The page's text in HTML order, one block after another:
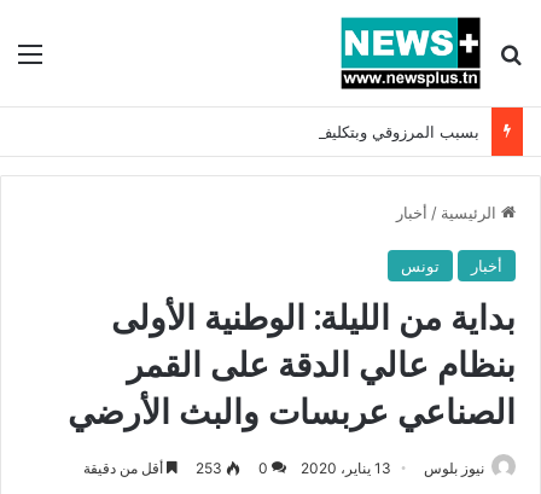
بحث عن
الرئيسية / أخبار
أخبار تونس
بداية من الليلة: الوطنية الأولى
بنظام عالي الدقة على القمر
الصناعي عربسات والبث الأرضي
نيوز بلوس 13 يناير، 2020 0
253 أقل من دقيقة